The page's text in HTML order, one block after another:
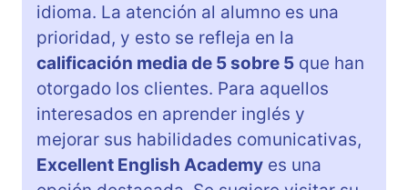
idioma. La atención al alumno es una
prioridad, y esto se refleja en la
calificación media de 5 sobre 5 que han
otorgado los clientes. Para aquellos
interesados en aprender inglés y
mejorar sus habilidades comunicativas,
Excellent English Academy es una